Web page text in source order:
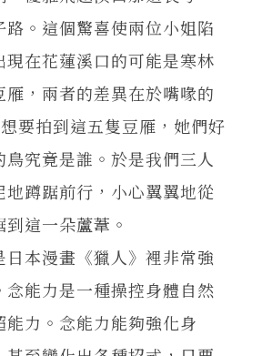
路。這個驚喜使兩位小姐陷
現在花蓮溪口的可能是寒林
雁，兩者的差異在於嘴喙的
要拍到這五隻豆雁，她們好
究竟是誰。於是我們三人
地蹲踞前行，小心翼翼地從
這一朵蘆葦。
本漫畫《獵人》裡非常強
念能力是一種操控身體自然
能力。念能力能夠強化身